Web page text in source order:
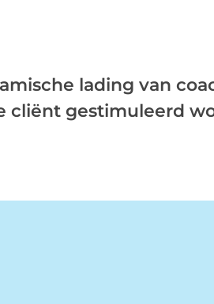
lading van
cliënt gestimuleerd